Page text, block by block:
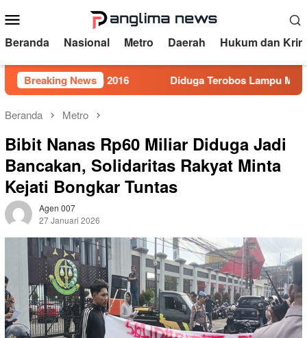
ke
kontenMobile
Beranda Nasional Metro Daerah Hukum dan
Breaking News
5 Tahun 2016 Diduga Terobos Lampu Merah,
Beranda Metro
Bibit Nanas Rp60 Miliar Diduga Jadi
Bancakan, Solidaritas Rakyat Minta
Kejati Bongkar Tuntas
Agen 007
27 Januari 2026